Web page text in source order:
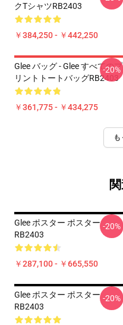
クTシャツRB2403
￥384,250 - ￥442,250
Glee バッグ - Glee すべてのプ
リントトートバッグRB2403
￥361,775 - ￥434,275
-20%
Glee ポスター ポスター
RB2403
￥287,100 - ￥665,550
-20%
Glee ポスター ポスター
RB2403
-20%